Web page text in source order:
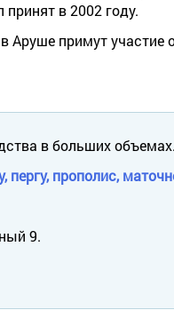
в 2002 году.
Аруше примут участие
в больших
прополис,
9.